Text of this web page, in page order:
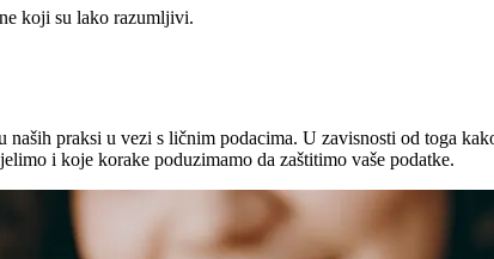
koji su lako razumljivi.
praksi u vezi s ličnim podacima. U zavisnosti od toga
i koje korake poduzimamo da zaštitimo vaše podatke.